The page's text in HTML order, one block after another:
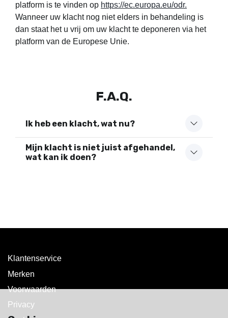
platform is te vinden op https://ec.europa.eu/odr.
Wanneer uw klacht nog niet elders in behandeling is
dan staat het u vrij om uw klacht te deponeren via het
platform van de Europese Unie.
F.A.Q.
Ik heb een klacht, wat nu?
Mijn klacht is niet juist afgehandel,
wat kan ik doen?
Klantenservice
Merken
Voorwaarden
Privacy